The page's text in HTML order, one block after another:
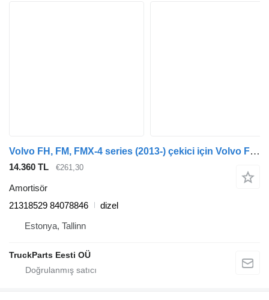
Volvo FH, FM, FMX-4 series (2013-) çekici için Volvo FH (01.12-) 21318529 amortisör
14.360 TL €261,30
Amortisör
21318529 84078846
dizel
Estonya, Tallinn
TruckParts Eesti OÜ